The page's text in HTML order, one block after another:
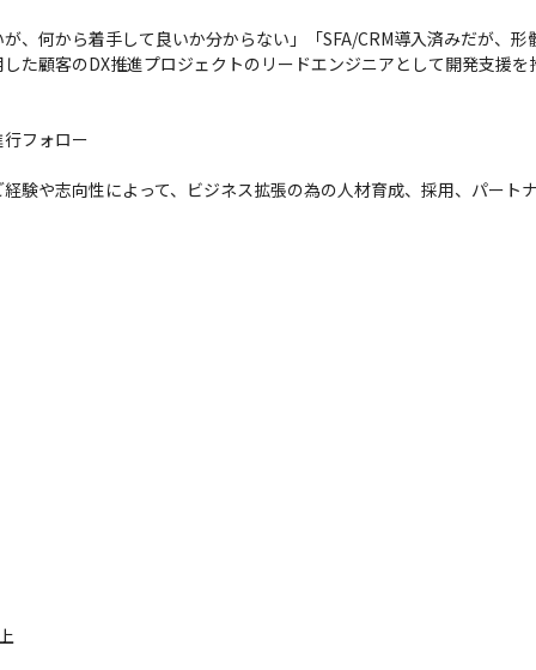
、何から着手して良いか分からない」「SFA/CRM導入済みだが、
た顧客のDX推進プロジェクトのリードエンジニアとして開発支援を
フォロー
験や志向性によって、ビジネス拡張の為の人材育成、採用、パート